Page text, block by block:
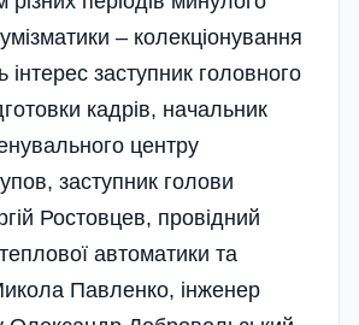
– колекціонування
заступник головного
кадрів, начальник
центру
заступник голови
Ростовцев, провідний
автоматики та
Павленко, інженер